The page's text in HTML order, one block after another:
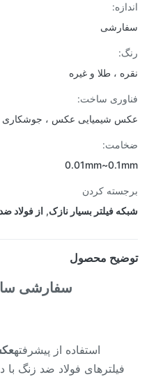
، طلا و غیره
ساخت:
شیمیایی عکس ، جوشکاری ، تمبر
کردن
فیلتر بسیار نازک ,از فولاد ضد زنگ
محصول
سفارشی سازی
استفاده از پیشرفتهعکس